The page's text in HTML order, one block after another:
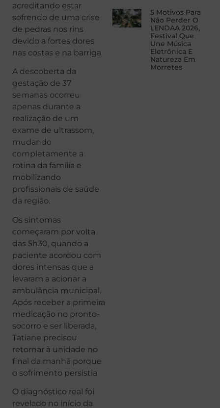
acreditando estar
sofrendo de uma crise
de pedras nos rins
devido a fortes dores
nas costas e na barriga.
A descoberta da
gestação de 37
semanas ocorreu
apenas durante a
realização de um
exame de ultrassom,
mudando
completamente a
rotina da família e
mobilizando
profissionais de saúde
da região.
Os sintomas
começaram por volta
das 5h30, quando a
paciente acordou com
dores intensas que a
levaram a acionar a
ambulância municipal.
Após receber a primeira
medicação no pronto-
socorro e ser liberada,
Tatiane precisou
retornar à unidade no
final da manhã porque
o sofrimento persistia.
O diagnóstico real foi
revelado no início da
5 Motivos Para
Não Perder O
LENDAA 2026,
Festival Que
Une Música
Eletrônica E
Natureza Em
Morretes